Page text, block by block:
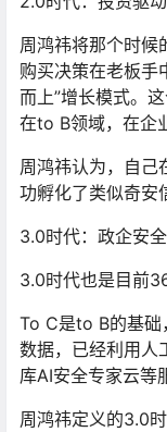
周鸿祎将那个时候
购买决策在老板手
而上”增长模式。
在to B领域，在企
周鸿祎认为，自己
功孵化了类似奇安
3.0时代：政企安
3.0时代也是目前
To C是to B的基础
数据，已经利用人
库AI安全专家云等
周鸿祎定义的3.0